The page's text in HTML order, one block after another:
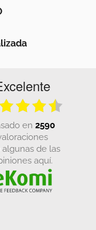
en 2590
aquí.